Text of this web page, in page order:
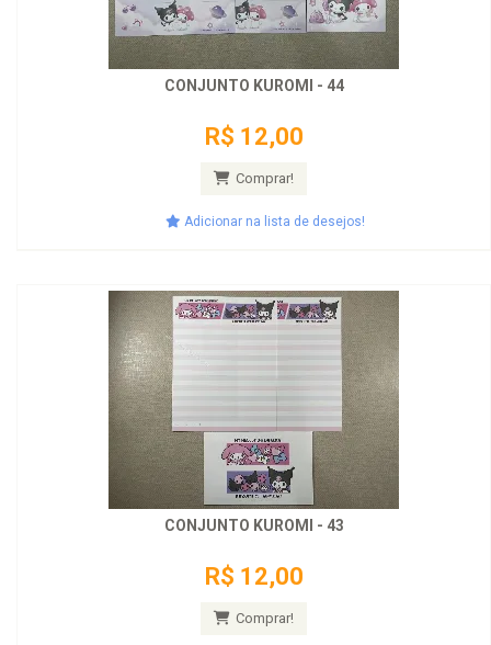
CONJUNTO KUROMI - 44
R$ 12,00
Comprar!
Adicionar na lista de desejos!
CONJUNTO KUROMI - 43
R$ 12,00
Comprar!